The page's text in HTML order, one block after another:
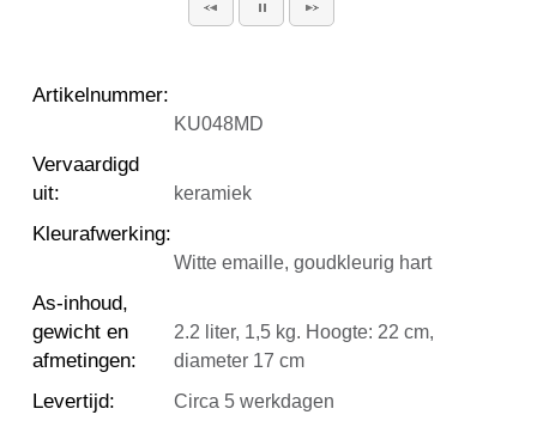
Artikelnummer:
KU048MD
Vervaardigd
uit: keramiek
Kleurafwerking:
Witte emaille, goudkleurig hart
As-inhoud,
gewicht en
afmetingen:
2.2 liter, 1,5 kg. Hoogte: 22 cm,
diameter 17 cm
Levertijd: Circa 5 werkdagen